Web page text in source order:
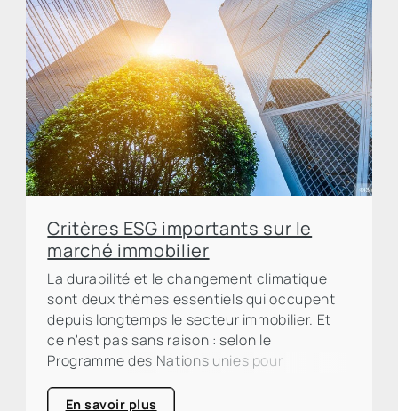
Critères ESG importants sur le
marché immobilier
La durabilité et le changement climatique
sont deux thèmes essentiels qui occupent
depuis longtemps le secteur immobilier. Et
ce n'est pas sans raison : selon le
Programme des Nations unies pour
construction et de l'immobilier est
En savoir plus